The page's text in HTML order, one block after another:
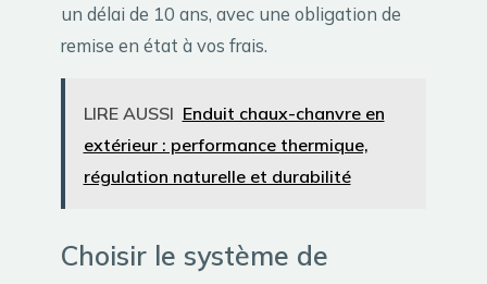
un délai de 10 ans, avec une obligation de
remise en état à vos frais.
LIRE AUSSI Enduit chaux-chanvre en
extérieur : performance thermique,
régulation naturelle et durabilité
Choisir le système de